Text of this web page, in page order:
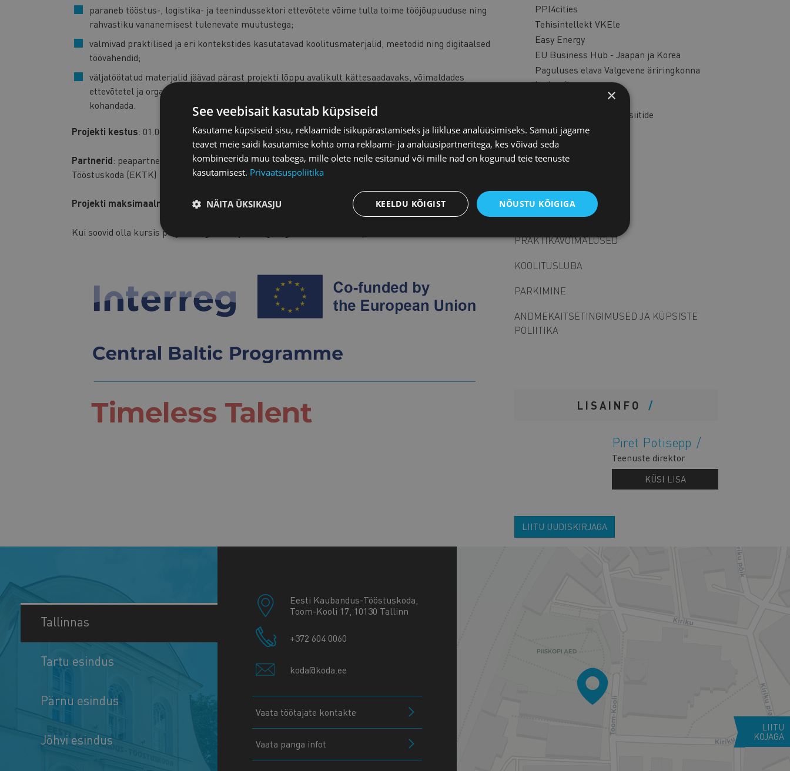
paraneb tööstus-, logistika- ja teenindussektori ettevõtete võime tulla toime tööjõupuuduse ning
rahvastiku vananemisest tulenevate muutustega;
valmivad praktilised ja eri kontekstides kasutatavad koolitusmaterjalid, meetodid ning digitaalsed
töövahendid;
väljatöötatud materjalid jäävad pärast projekti lõppu avalikult kättesaadavaks, võimaldades
ettevõtetel ja organisatsioonidel üle Euroopa programmi oma vajadustest lähtuvalt kasutada ja
kohandada.
Projekti kestus: 01.04.2026 - 30.11.2028, 32 kuud.
Partnerid: peapartner – LAB University of Applied Sciences, Eesti partner – Eesti Kaubandus-
Tööstuskoda (EKTK)
Projekti maksimaalne eelarve: 709 799 €
Kui soovid olla kursis projekti tegevuste ja arengutega, võta ühendust:
PPI4cities
Tehisintellekt VKEle
Easy Energy
EU Business Hub - Jaapan ja Korea
Paguluses elava Valgevene äriringkonna
toetamine
Äridelegatsioonidega visiitide
kaaskorraldamine
FinEst4Ukraine
Timeless Talent
Toimunud projektid
GALERII
PRAKTIKAVÕIMALUSED
KOOLITUSLUBA
PARKIMINE
ANDMEKAITSETINGIMUSED JA KÜPSISTE
POLIITIKA
LISAINFO
Piret Potisepp
Teenuste direktor
KÜSI LISA
LIITU UUDISKIRJAGA
Tallinnas
Tartu esindus
Pärnu esindus
Jõhvi esindus
Eesti Kaubandus-Tööstuskoda,
Toom-Kooli 17, 10130 Tallinn
+372 604 0060
koda@koda.ee
Vaata töötajate kontakte
Vaata panga infot
LIITU
KOJAGA
×
See veebisait kasutab küpsiseid
Kasutame küpsiseid sisu, reklaamide isikupärastamiseks ja liikluse analüüsimiseks. Samuti jagame
teavet meie saidi kasutamise kohta oma reklaami- ja analüüsipartneritega, kes võivad seda
kombineerida muu teabega, mille olete neile esitanud või mille nad on kogunud teie teenuste
kasutamisest. Privaatsuspoliitika
NÕUSTU KÕIGIGA
KEELDU KÕIGIST
NÄITA ÜKSIKASJU